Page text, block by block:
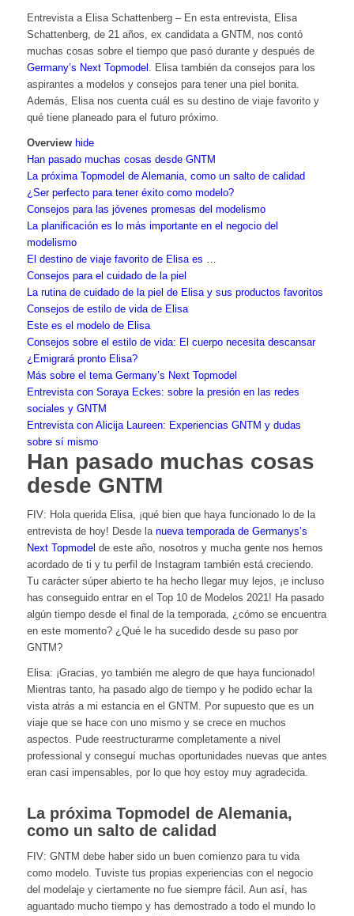
Entrevista a Elisa Schattenberg – En esta entrevista, Elisa
Schattenberg, de 21 años, ex candidata a GNTM, nos contó
muchas cosas sobre el tiempo que pasó durante y después de
Germany’s Next Topmodel . Elisa también da consejos para los
aspirantes a modelos y consejos para tener una piel bonita.
Además, Elisa nos cuenta cuál es su destino de viaje favorito y
qué tiene planeado para el futuro próximo.
Overview hide
Han pasado muchas cosas desde GNTM
La próxima Topmodel de Alemania, como un salto de calidad
¿Ser perfecto para tener éxito como modelo?
Consejos para las jóvenes promesas del modelismo
La planificación es lo más importante en el negocio del
modelismo
El destino de viaje favorito de Elisa es …
Consejos para el cuidado de la piel
La rutina de cuidado de la piel de Elisa y sus productos favoritos
Consejos de estilo de vida de Elisa
Este es el modelo de Elisa
Consejos sobre el estilo de vida: El cuerpo necesita descansar
¿Emigrará pronto Elisa?
Más sobre el tema Germany’s Next Topmodel
Entrevista con Soraya Eckes: sobre la presión en las redes
sociales y GNTM
Entrevista con Alicija Laureen: Experiencias GNTM y dudas
sobre sí mismo
Han pasado muchas cosas
desde GNTM
FIV: Hola querida Elisa, ¡qué bien que haya funcionado lo de la
entrevista de hoy! Desde la nueva temporada de Germanys’s
Next Topmodel de este año, nosotros y mucha gente nos hemos
acordado de ti y tu perfil de Instagram también está creciendo.
Tu carácter súper abierto te ha hecho llegar muy lejos, ¡e incluso
has conseguido entrar en el Top 10 de Modelos 2021! Ha pasado
algún tiempo desde el final de la temporada, ¿cómo se encuentra
en este momento? ¿Qué le ha sucedido desde su paso por
GNTM?
Elisa: ¡Gracias, yo también me alegro de que haya funcionado!
Mientras tanto, ha pasado algo de tiempo y he podido echar la
vista atrás a mi estancia en el GNTM. Por supuesto que es un
viaje que se hace con uno mismo y se crece en muchos
aspectos. Pude reestructurarme completamente a nivel
professional y conseguí muchas oportunidades nuevas que antes
eran casi impensables, por lo que hoy estoy muy agradecida.
La próxima Topmodel de Alemania,
como un salto de calidad
FIV: GNTM debe haber sido un buen comienzo para tu vida
como modelo. Tuviste tus propias experiencias con el negocio
del modelaje y ciertamente no fue siempre fácil. Aun así, has
aguantado mucho tiempo y has demostrado a todo el mundo lo